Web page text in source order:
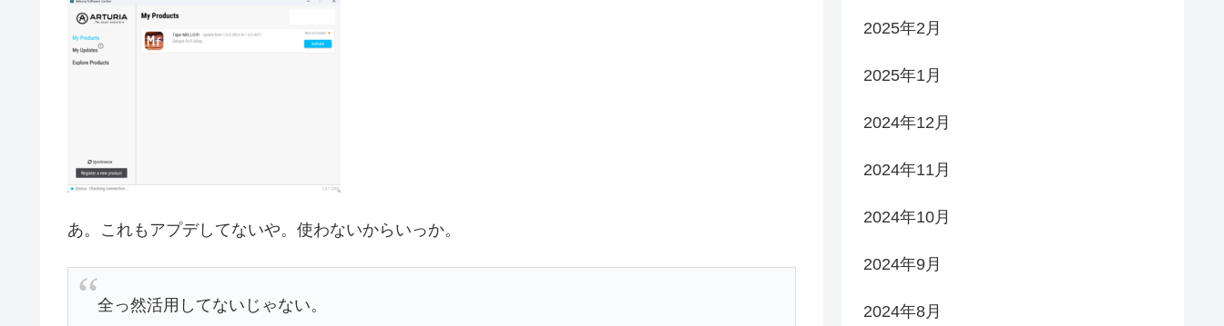
あ。これもアプデしてないや。使わないからいっか。
全っ然活用してないじゃない。
2025年2月
2025年1月
2024年12月
2024年11月
2024年10月
2024年9月
2024年8月